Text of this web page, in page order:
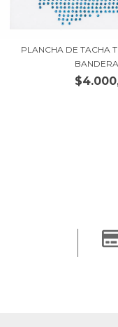
PLANCHA DE TACHA